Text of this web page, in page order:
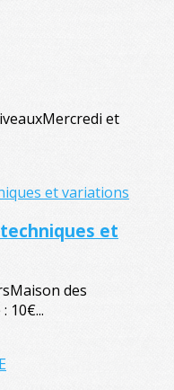
et
et
des
10€...